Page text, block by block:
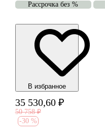
Рассрочка без %
В избранноe
35 530,60 ₽
50 758 ₽
-30 %